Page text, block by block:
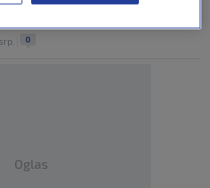
Paladina u Intervjuu tjedna u
0
Oglas